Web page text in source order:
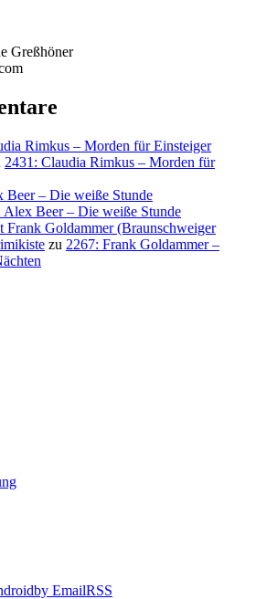
Greßhöner
Rimkus – Morden für Einsteiger
2431: Claudia Rimkus – Morden für
Beer – Die weiße Stunde
Alex Beer – Die weiße Stunde
Frank Goldammer (Braunschweiger
zu 2267: Frank Goldammer –
by EmailRSS